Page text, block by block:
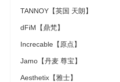
TANNOY【英国 天朗】
dFiM【鼎梵】
Increcable【原点】
Jamo【丹麦 尊宝】
Aesthetix【雅士】